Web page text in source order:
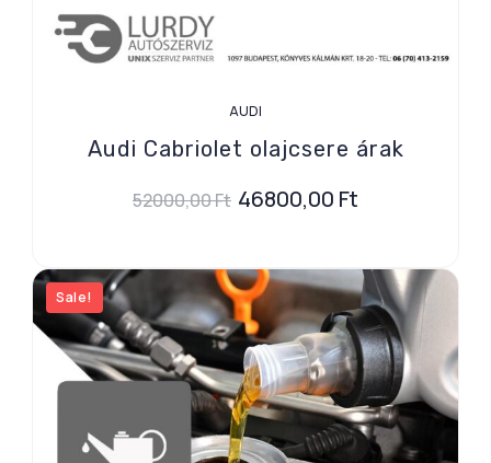
AUDI
Audi Cabriolet olajcsere árak
52000,00Ft 46800,00 Ft
Sale!